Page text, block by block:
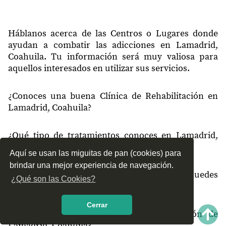
Aquí se usan las miguitas de pan (cookies) para
brindar una mejor experiencia de navegación.
¿Qué son las Cookies?
Cerrar
Háblanos acerca de las Centros o Lugares donde
ayudan a combatir las adicciones en Lamadrid,
Coahuila. Tu información será muy valiosa para
aquellos interesados en utilizar sus servicios.
¿Conoces una buena Clínica de Rehabilitación en
Lamadrid, Coahuila?
¿Qué tipo de tratamientos conoces en Lamadrid,
Coahuila?
¿Cómo es el servicio de las Clínicas que puedes
encontrar en Lamadrid, Coahuila?
¿Recomiendas las Clínicas de Rehabilitación de